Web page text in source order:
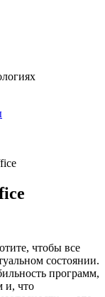
чтобы все
состоянии.
программ,
и, что